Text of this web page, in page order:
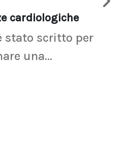
cardiologiche
stato scritto per
una...